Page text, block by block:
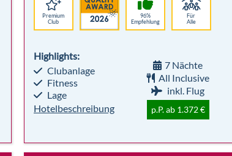
Premium
Club
96%
Empfehlung
Für
Alle
Highlights:
Clubanlage
Fitness
Lage
Hotelbeschreibung
7 Nächte
All Inclusive
inkl. Flug
p.P. ab 1.372 €